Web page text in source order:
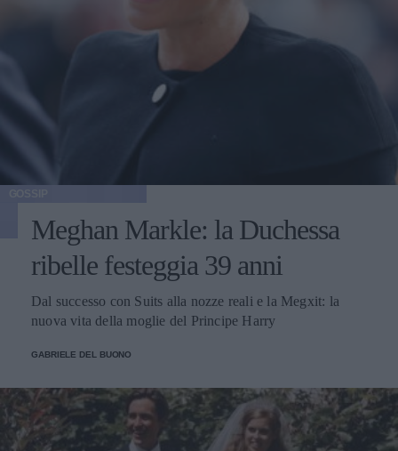
Meghan Markle: la Duchessa
ribelle festeggia 39 anni
Dal successo con Suits alla nozze reali e la Megxit: la
nuova vita della moglie del Principe Harry
GABRIELE DEL BUONO